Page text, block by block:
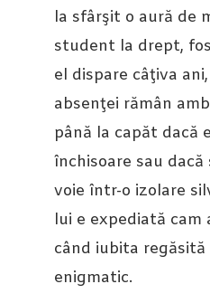
la sfârşit o aură de
student la drept,
el dispare câţiva
absenţei rămân
până la capăt dacă
închisoare sau
voie într-o izolare
lui e expediată cam
când iubita regăsită
enigmatic.